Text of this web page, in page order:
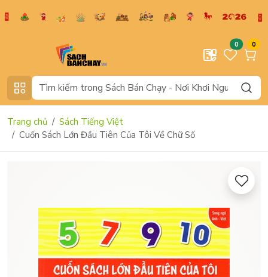
0 0
Trang chủ
Sách Tiếng Việt
Cuốn Sách Lớn Đầu Tiên Của Tôi Về Chữ Số